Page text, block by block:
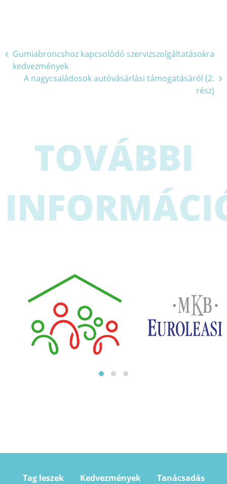
Bejegyzés
navigáció
Gumiabroncshoz kapcsolódó szervizszolgáltatásokra
kedvezmények
A nagycsaládosok autóvásárlási támogatásáról (2.
rész)
TOVÁBBI
Tag leszek Kedvezmények
Tanácsadás